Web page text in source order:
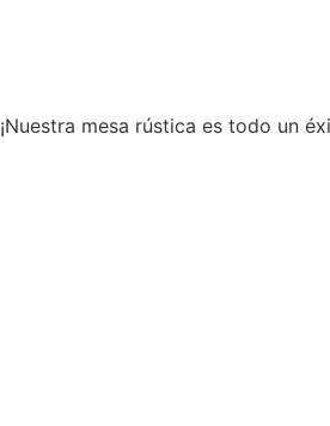
¡Nuestra mesa rústica es todo un